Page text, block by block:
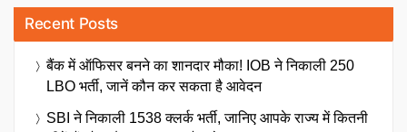
Recent Posts
बैंक में ऑफिसर बनने का शानदार मौका! IOB ने निकाली 250
LBO भर्ती, जानें कौन कर सकता है आवेदन
SBI ने निकाली 1538 क्लर्क भर्ती, जानिए आपके राज्य में कितनी